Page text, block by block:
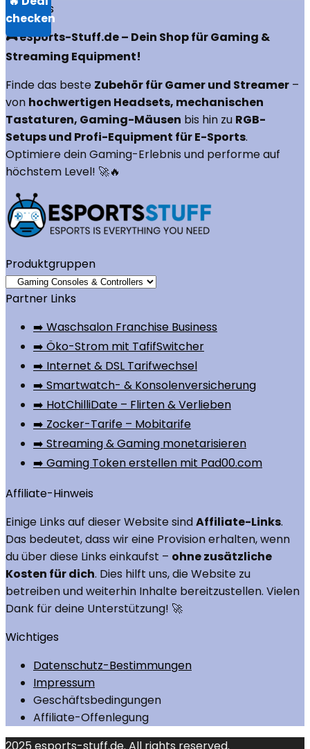
Über uns
🎮 eSports-Stuff.de – Dein Shop für Gaming &
Streaming Equipment!
Finde das beste Zubehör für Gamer und Streamer –
von hochwertigen Headsets, mechanischen
Tastaturen, Gaming-Mäusen bis hin zu RGB-
Setups und Profi-Equipment für E-Sports.
Optimiere dein Gaming-Erlebnis und performe auf
höchstem Level! 🚀🔥
Produktgruppen
Partner Links
➡️ Waschsalon Franchise Business
➡️ Öko-Strom mit TafifSwitcher
➡️ Internet & DSL Tarifwechsel
➡️ Smartwatch- & Konsolenversicherung
➡️ HotChilliDate – Flirten & Verlieben
➡️ Zocker-Tarife – Mobitarife
➡️ Streaming & Gaming monetarisieren
➡️ Gaming Token erstellen mit Pad00.com
Affiliate-Hinweis
Einige Links auf dieser Website sindAffiliate-Links.
Das bedeutet, dass wir eine Provision erhalten, wenn
du über diese Links einkaufst – ohne zusätzliche
Kosten für dich. Dies hilft uns, die Website zu
betreiben und weiterhin Inhalte bereitzustellen. Vielen
Dank für deine Unterstützung! 🚀
Wichtiges
Datenschutz-Bestimmungen
Impressum
Geschäftsbedingungen
Affiliate-Offenlegung